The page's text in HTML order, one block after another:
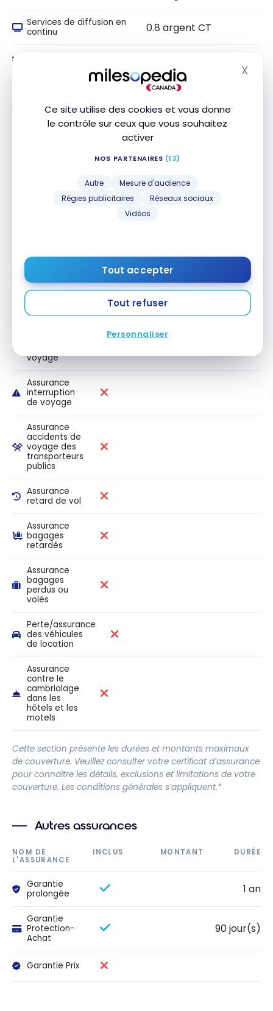
Ce site utilise des cookies et vous donne
le contrôle sur ceux que vous souhaitez
activer
NOS PARTENAIRES (13)
Autre
Mesure d'audience
Régies publicitaires
Réseaux sociaux
Vidéos
Tout accepter
Tout refuser
Personnaliser
X
Services de diffusion en
continu
0.8 argent CT
0.8 argent CT
INCLUS MONTANT
jusqu'à 64
Assurance
voyage 65+
voyage
Assurance
interruption
de voyage
Assurance
accidents de
voyage des
transporteurs
publics
Assurance
retard de vol
Assurance
bagages
retardés
Assurance
bagages
perdus ou
volés
Perte/assurance
des véhicules
de location
Assurance
contre le
cambriolage
dans les
hôtels et les
motels
Cette section présente les durées et montants maximaux
de couverture. Veuillez consulter votre certificat d’assurance
pour connaître les détails, exclusions et limitations de votre
couverture. Les conditions générales s’appliquent.*
Autres assurances
NOM DE
L'ASSURANCE
INCLUS MONTANT DURÉE
Garantie
prolongée
1 an
Garantie
Protection-
Achat
90 jour(s)
Garantie Prix